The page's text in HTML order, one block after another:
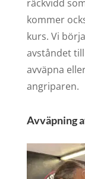
räckvidd
kommer
kurs. Vi
avståndet
avväpna
angriparen.
Avväpning